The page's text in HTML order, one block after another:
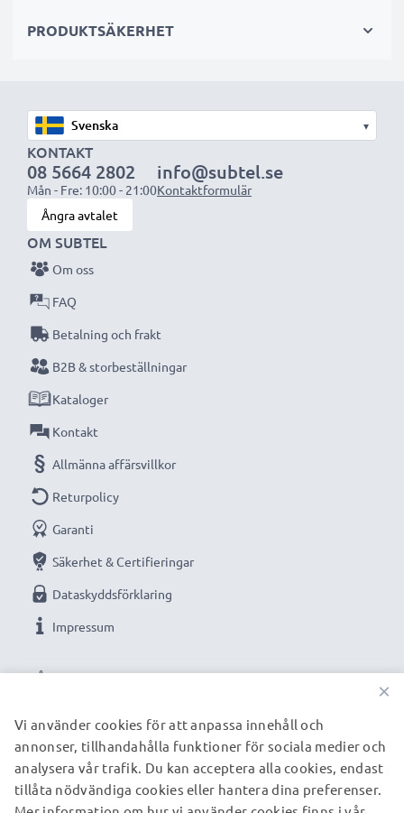
både proffs och amatörer.
kvaliteten. Beställ nu!
PRODUKTSÄKERHET
▾
KONTAKT
08 5664 2802
Mån - Fre: 10:00 - 21:00
info@subtel.se
Kontaktformulär
Ångra avtalet
VÅRA BETALNINGSALTERNATIV
OM SUBTEL
Om oss
FAQ
Betalning och frakt
B2B & storbeställningar
Kataloger
Kontakt
Allmänna affärsvillkor
Returpolicy
Garanti
Säkerhet & Certifieringar
Dataskyddsförklaring
Impressum
VÅRA FRAKTPARTNERS
×
Vi använder cookies för att anpassa innehåll och
annonser, tillhandahålla funktioner för sociala medier och
analysera vår trafik. Du kan acceptera alla cookies, endast
tillåta nödvändiga cookies eller hantera dina preferenser.